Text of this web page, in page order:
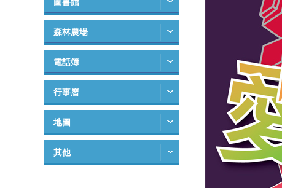
森林農場
電話簿
行事曆
地圖
其他